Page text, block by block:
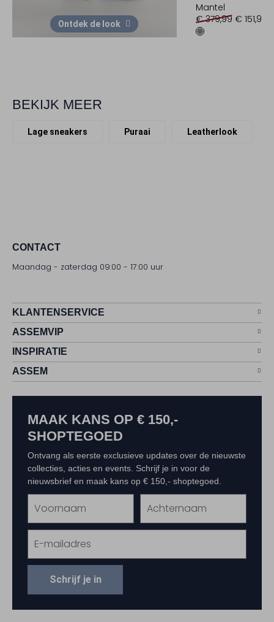
Ontdek de look
Mantel
€ 379,99 € 151,99
BEKIJK MEER
Lage sneakers Puraai Leatherlook
CONTACT
Maandag - zaterdag 09:00 - 17:00 uur
KLANTENSERVICE
ASSEMVIP
INSPIRATIE
ASSEM
MAAK KANS OP € 150,-
SHOPTEGOED
Ontvang als eerste exclusieve updates over de nieuwste
collecties, acties en events. Schrijf je in voor de
nieuwsbrief en maak kans op € 150,- shoptegoed.
Schrijf je in